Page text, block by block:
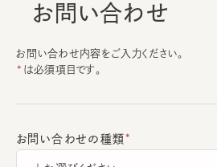
お問い合わせ
お問い合わせ内容をご入力ください。
は必須項目です。
お問い合わせの種類